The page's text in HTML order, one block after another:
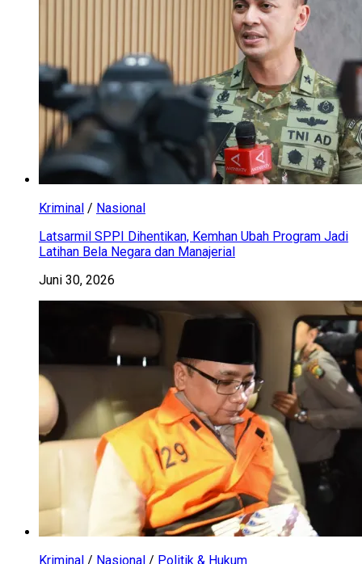
Kriminal / Nasional
Latsarmil SPPI Dihentikan, Kemhan Ubah Program Jadi
Latihan Bela Negara dan Manajerial
Juni 30, 2026
Kriminal / Nasional / Politik & Hukum